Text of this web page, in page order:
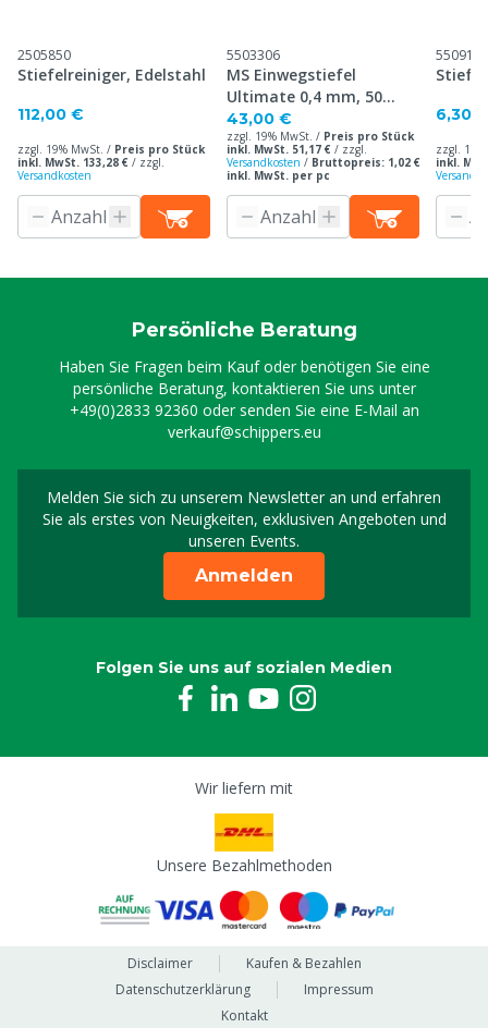
2505850
Stiefelreiniger, Edelstahl
112,00 €
zzgl. 19% MwSt. / Preis pro Stück
inkl. MwSt. 133,28 € / zzgl.
Versandkosten
5503306
MS Einwegstiefel
Ultimate 0,4 mm, 50
Stück
43,00 €
zzgl. 19% MwSt. / Preis pro Stück
inkl. MwSt. 51,17 € / zzgl.
Versandkosten / Bruttopreis: 1,02 €
inkl. MwSt. per pc
5509145
6,30 €
zzgl.
inkl.
Persönliche Beratung
Haben Sie Fragen beim Kauf oder benötigen Sie eine
persönliche Beratung, kontaktieren Sie uns unter
+49(0)2833 92360 oder senden Sie eine E-Mail an
verkauf@schippers.eu
Melden Sie sich zu unserem Newsletter an und erfahren
Sie als erstes von Neuigkeiten, exklusiven Angeboten und
unseren Events.
Melden Sie sich für
Anmelden
Folgen Sie uns auf sozialen Medien
Wir liefern mit
Unsere Bezahlmethoden
Disclaimer
Kaufen & Bezahlen
Datenschutzerklärung
Impressum
Kontakt